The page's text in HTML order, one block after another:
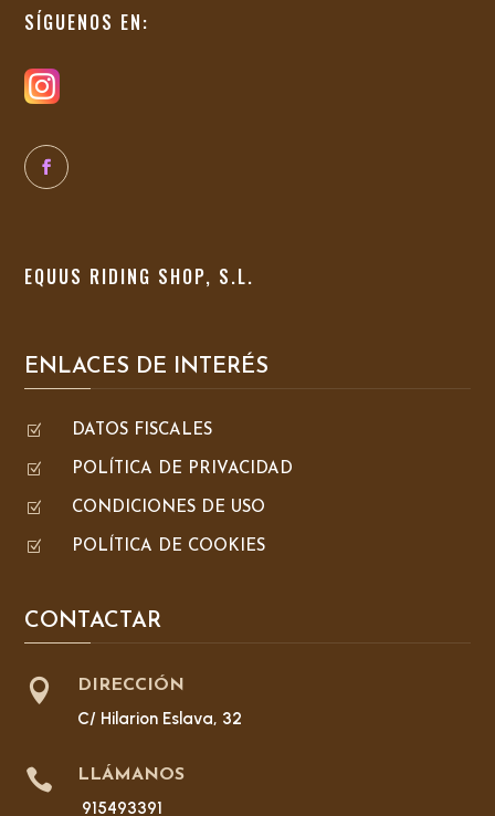
SÍGUENOS EN:
EQUUS RIDING SHOP, S.L.
ENLACES DE INTERÉS
Z DATOS FISCALES
Z POLÍTICA DE PRIVACIDAD
Z CONDICIONES DE USO
Z POLÍTICA DE COOKIES
CONTACTAR
 DIRECCIÓN
C/ Hilarion Eslava, 32
 LLÁMANOS
915493391